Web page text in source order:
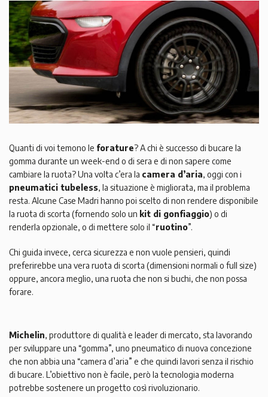
Quanti di voi temono le forature? A chi è successo di bucare la
gomma durante un week-end o di sera e di non sapere come
cambiare la ruota? Una volta c’era la camera d’aria, oggi con i
pneumatici tubeless, la situazione è migliorata, ma il problema
resta. Alcune Case Madri hanno poi scelto di non rendere disponibile
la ruota di scorta (fornendo solo un kit di gonfiaggio) o di
renderla opzionale, o di mettere solo il “ruotino”.
Chi guida invece, cerca sicurezza e non vuole pensieri, quindi
preferirebbe una vera ruota di scorta (dimensioni normali o full size)
oppure, ancora meglio, una ruota che non si buchi, che non possa
forare.
Michelin, produttore di qualità e leader di mercato, sta lavorando
per sviluppare una “gomma”, uno pneumatico di nuova concezione
che non abbia una “camera d’aria” e che quindi lavori senza il rischio
di bucare. L’obiettivo non è facile, però la tecnologia moderna
potrebbe sostenere un progetto così rivoluzionario.